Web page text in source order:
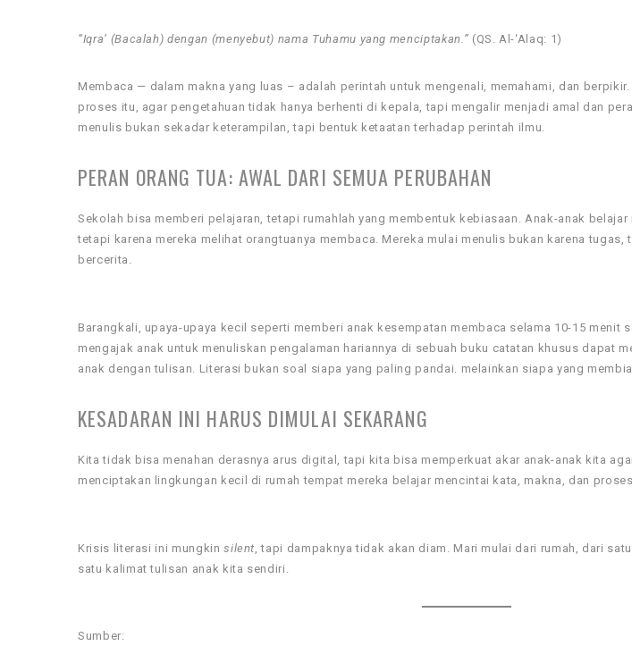
“Iqra’ (Bacalah) dengan (menyebut) nama Tuhamu yang menciptakan.” (QS. Al-‘Alaq: 1)
Membaca — dalam makna yang luas – adalah perintah untuk mengenali, memahami, dan
proses itu, agar pengetahuan tidak hanya berhenti di kepala, tapi mengalir menjadi amal dan
menulis bukan sekadar keterampilan, tapi bentuk ketaatan terhadap perintah ilmu.
PERAN ORANG TUA: AWAL DARI SEMUA PERUBAHAN
Sekolah bisa memberi pelajaran, tetapi rumahlah yang membentuk kebiasaan. Anak-anak
tetapi karena mereka melihat orangtuanya membaca. Mereka mulai menulis bukan karena tugas,
bercerita.
Barangkali, upaya-upaya kecil seperti memberi anak kesempatan membaca selama 10-15 menit
mengajak anak untuk menuliskan pengalaman hariannya di sebuah buku catatan khusus dapat
anak dengan tulisan. Literasi bukan soal siapa yang paling pandai. melainkan siapa yang
KESADARAN INI HARUS DIMULAI SEKARANG
Kita tidak bisa menahan derasnya arus digital, tapi kita bisa memperkuat akar anak-anak kita
menciptakan lingkungan kecil di rumah tempat mereka belajar mencintai kata, makna, dan
Krisis literasi ini mungkinsilent, tapi dampaknya tidak akan diam. Mari mulai dari rumah, dari
satu kalimat tulisan anak kita sendiri.
Sumber: